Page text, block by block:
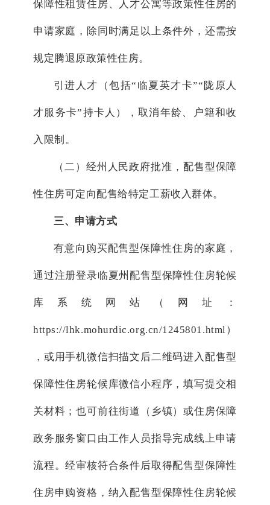
保障性租赁住房、人才公寓等政策性住房的
申请家庭，除同时满足以上条件外，还需按
规定腾退原政策性住房。
引进人才（包括“临夏英才卡”“陇原人
才服务卡”持卡人），取消年龄、户籍和收
入限制。
（二）经州人民政府批准，配售型保障
性住房可定向配售给特定工薪收入群体。
三、申请方式
有意向购买配售型保障性住房的家庭，
通过注册登录临夏州配售型保障性住房轮候
库系统网站（网址：
https://lhk.mohurdic.org.cn/1245801.html）
，或用手机微信扫描文后二维码进入配售型
保障性住房轮候库微信小程序，填写提交相
关材料；也可前往街道（乡镇）或住房保障
政务服务窗口由工作人员指导完成线上申请
流程。经审核符合条件后取得配售型保障性
住房申购资格，纳入配售型保障性住房轮候